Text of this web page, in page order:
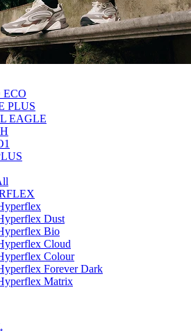
ECO
PLUS
EAGLE
Dust
Bio
Cloud
Colour
Forever Dark
Matrix